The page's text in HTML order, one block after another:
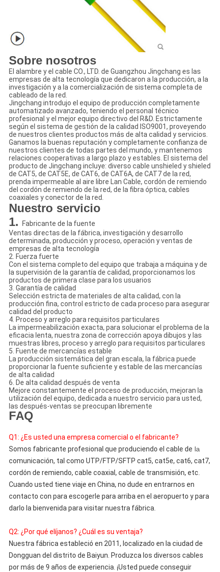
Sobre nosotros
El alambre y el cable CO., LTD. de Guangzhou Jingchang es las
empresas de alta tecnología que dedicaron a la producción, a la
investigación y a la comercialización de sistema completa de
cableado de la red.
Jingchang introdujo el equipo de producción completamente
automatizado avanzado, teniendo el personal técnico
profesional y el mejor equipo directivo del R&D. Estrictamente
según el sistema de gestión de la calidad ISO9001, proveyendo
de nuestros clientes productos más de alta calidad y servicios.
Ganamos la buenas reputación y completamente confianza de
nuestros clientes de todas partes del mundo, y mantenemos
relaciones cooperativas a largo plazo y estables. El sistema del
producto de Jingchang incluye: diverso cable unshieled y shieled
de CAT5, de CAT5E, de CAT6, de CAT6A, de CAT7 de la red,
prenda impermeable al aire libre Lan Cable, cordón de remiendo
del cordón de remiendo de la red, de la fibra óptica, cables
coaxiales y conector de la red.
Nuestro servicio
1.
Fabricante de la fuente
Ventas directas de la fábrica, investigación y desarrollo
determinada, producción y proceso, operación y ventas de
empresas de alta tecnología
2. Fuerza fuerte
Con el sistema completo del equipo que trabaja a máquina y de
la supervisión de la garantía de calidad, proporcionamos los
productos de primera clase para los usuarios
3. Garantía de calidad
Selección estricta de materiales de alta calidad, con la
producción fina, control estricto de cada proceso para asegurar
calidad del producto
4. Proceso y arreglo para requisitos particulares
La impermeabilización exacta, para solucionar el problema de la
eficacia lenta, nuestra zona de corrección apoya dibujos y las
muestras libres, proceso y arreglo para requisitos particulares
5. Fuente de mercancías estable
La producción sistemática del gran escala, la fábrica puede
proporcionar la fuente suficiente y estable de las mercancías
de alta calidad
6. De alta calidad después de venta
Mejore constantemente el proceso de producción, mejoran la
utilización del equipo, dedicada a nuestro servicio para usted,
las después-ventas se preocupan libremente
FAQ
Q1: ¿Es usted una empresa comercial o el fabricante?
Somos fabricante profesional que produciendo el cable de la
comunicación, tal como UTP/FTP/SFTP cat5, cat5e, cat6, cat7,
cordón de remiendo, cable coaxial, cable de transmisión, etc.
Cuando usted tiene viaje en China, no dude en entrarnos en
contacto con para escogerle para arriba en el aeropuerto y para
darlo la bienvenida para visitar nuestra fábrica.
Q2: ¿Por qué elíjanos? ¿Cuál es su ventaja?
Nuestra fábrica estableció en 2011, localizado en la ciudad de
Dongguan del distrito de Baiyun. Produzca los diversos cables
por más de 9 años de experiencia. ¡Usted puede conseguir